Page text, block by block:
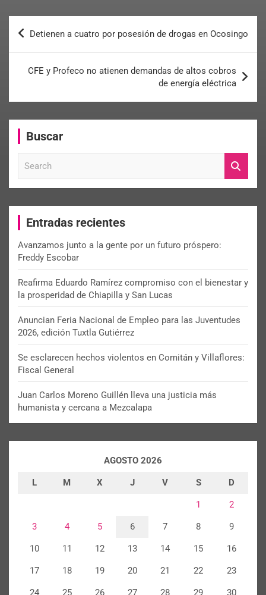
Detienen a cuatro por posesión de drogas en Ocosingo
CFE y Profeco no atienen demandas de altos cobros
de energía eléctrica
Buscar
c
Entradas recientes
Avanzamos junto a la gente por un futuro próspero:
Freddy Escobar
Reafirma Eduardo Ramírez compromiso con el bienestar y
la prosperidad de Chiapilla y San Lucas
Anuncian Feria Nacional de Empleo para las Juventudes
2026, edición Tuxtla Gutiérrez
Se esclarecen hechos violentos en Comitán y Villaflores:
Fiscal General
Juan Carlos Moreno Guillén lleva una justicia más
humanista y cercana a Mezcalapa
AGOSTO 2026
L M X J V S D
1 2
3 4 5 6 7 8 9
10 11 12 13 14 15 16
17 18 19 20 21 22 23
24 25 26 27 28 29 30